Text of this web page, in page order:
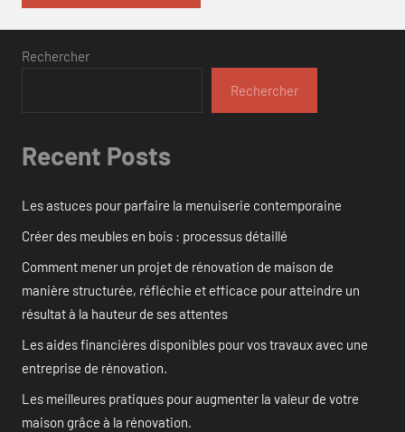
Rechercher
Rechercher
Recent Posts
Les astuces pour parfaire la menuiserie contemporaine
Créer des meubles en bois : processus détaillé
Comment mener un projet de rénovation de maison de
manière structurée, réfléchie et efficace pour atteindre un
résultat à la hauteur de ses attentes
Les aides financières disponibles pour vos travaux avec une
entreprise de rénovation.
Les meilleures pratiques pour augmenter la valeur de votre
maison grâce à la rénovation.